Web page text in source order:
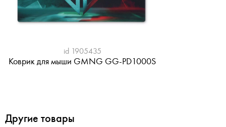
id 1905435
Коврик для мыши GMNG GG-PD1000S
Другие товары